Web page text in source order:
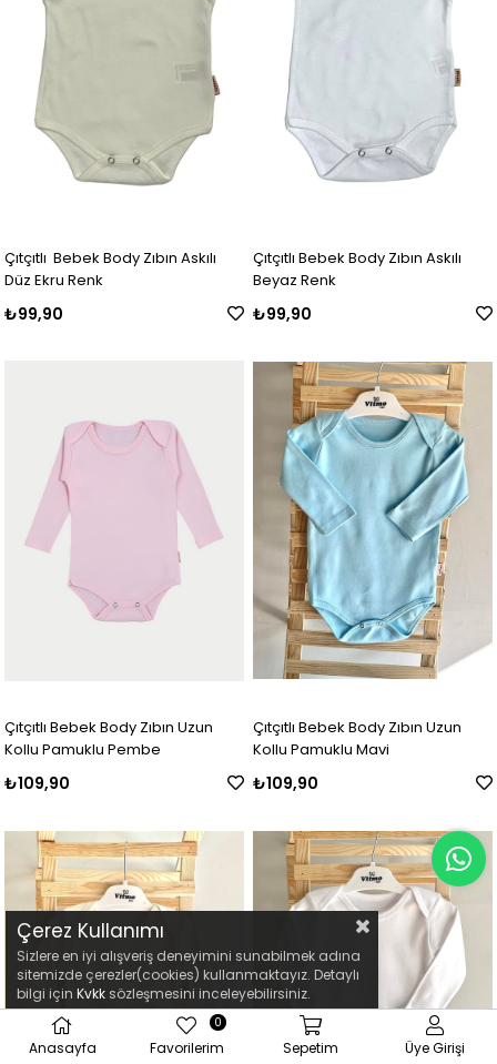
Çıtçıtlı Bebek Body Zıbın Askılı
Düz Ekru Renk
₺99,90
Çıtçıtlı Bebek Body Zıbın Askılı
Beyaz Renk
₺99,90
Çıtçıtlı Bebek Body Zıbın Uzun
Kollu Pamuklu Pembe
₺109,90
Çıtçıtlı Bebek Body Zıbın Uzun
Kollu Pamuklu Mavi
₺109,90
Çerez Kullanımı
Sizlere en iyi alışveriş deneyimini sunabilmek adına
sitemizde çerezler(cookies) kullanmaktayız. Detaylı
bilgi için Kvkk sözleşmesini inceleyebilirsiniz.
Anasayfa Favorilerim
0
Sepetim Üye Girişi